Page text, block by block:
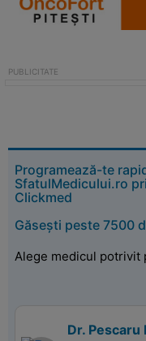
Programează-te
SfatulMedicului.ro
Clickmed
Găsești peste 7500
Alege medicul potrivit
Dr. Pescaru